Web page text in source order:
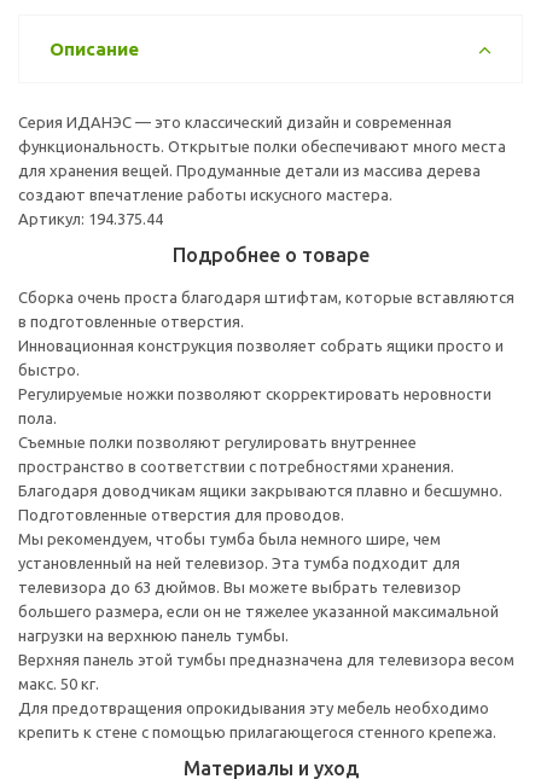
Описание
Серия ИДАНЭС — это классический дизайн и современная
функциональность. Открытые полки обеспечивают много места
для хранения вещей. Продуманные детали из массива дерева
создают впечатление работы искусного мастера.
Артикул: 194.375.44
Подробнее о товаре
Сборка очень проста благодаря штифтам, которые вставляются
в подготовленные отверстия.
Инновационная конструкция позволяет собрать ящики просто и
быстро.
Регулируемые ножки позволяют скорректировать неровности
пола.
Съемные полки позволяют регулировать внутреннее
пространство в соответствии с потребностями хранения.
Благодаря доводчикам ящики закрываются плавно и бесшумно.
Подготовленные отверстия для проводов.
Мы рекомендуем, чтобы тумба была немного шире, чем
установленный на ней телевизор. Эта тумба подходит для
телевизора до 63 дюймов. Вы можете выбрать телевизор
большего размера, если он не тяжелее указанной максимальной
нагрузки на верхнюю панель тумбы.
Верхняя панель этой тумбы предназначена для телевизора весом
макс. 50 кг.
Для предотвращения опрокидывания эту мебель необходимо
крепить к стене с помощью прилагающегося стенного крепежа.
Материалы и уход